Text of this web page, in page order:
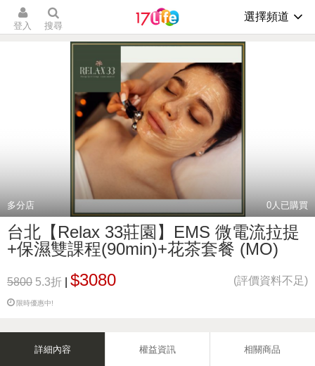
登入 搜尋
選擇頻道
多分店 0人已購買
台北【Relax 33莊園】EMS 微電流拉提
+保濕雙課程(90min)+花茶套餐 (MO)
5800 5.3折 $3080 (評價資料不足)
限時優惠中!
詳細內容 權益資訊 相關商品